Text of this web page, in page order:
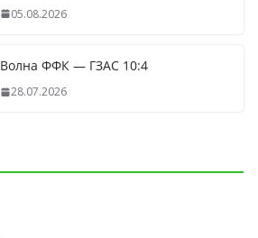
05.08.2026
Волна ФФК — ГЗАС 10:4
28.07.2026